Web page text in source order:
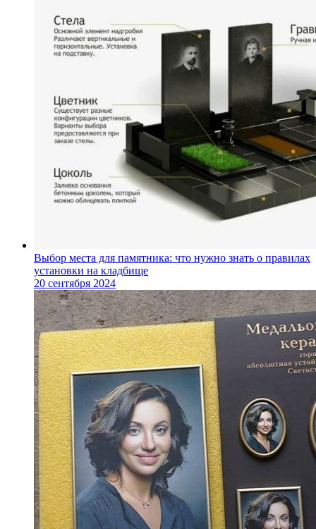
Выбор места для памятника: что нужно знать о правилах
установки на кладбище
20 сентября 2024